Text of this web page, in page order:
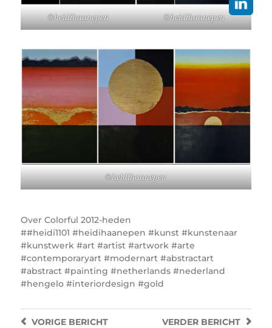
©heidihaanepen ©heidihaanepen
©heidihaanepen
Over Colorful 2012-heden
#heidi1101 #heidihaanepen #kunst #kunstenaar
#kunstwerk #art #artist #artwork #arte
#contemporaryart #modernart #abstractart
#abstract #painting #netherlands #nederland
#hengelo #interiordesign #gold
VERDER BERICHT
VORIGEBERICHT